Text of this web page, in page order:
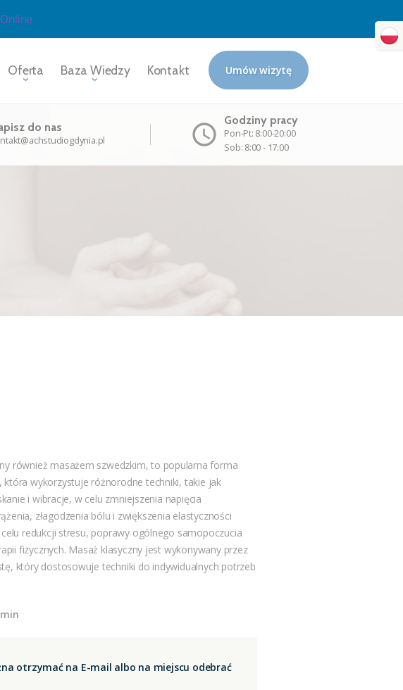
Oferta Baza Wiedzy Kontakt Umów wizytę
do nas
Godziny pracy
Pon-Pt: 8:00-20:00
Sob: 8:00 - 17:00
również masażem szwedzkim, to popularna forma
która wykorzystuje różnorodne techniki, takie jak
i wibracje, w celu zmniejszenia napięcia
złagodzenia bólu i zwiększenia elastyczności
redukcji stresu, poprawy ogólnego samopoczucia
fizycznych. Masaż klasyczny jest wykonywany przez
który dostosowuje techniki do indywidualnych potrzeb
otrzymać na E-mail albo na miejscu odebrać